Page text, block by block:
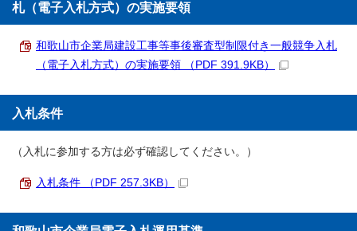
札（電子入札方式）の実施要領
和歌山市企業局建設工事等事後審査型制限付き一般競争入札
（電子入札方式）の実施要領 （PDF 391.9KB）
入札条件
（入札に参加する方は必ず確認してください。）
入札条件 （PDF 257.3KB）